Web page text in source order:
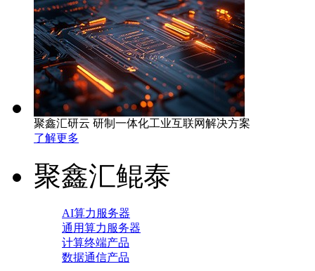
聚鑫汇研云 研制一体化工业互联网解决方案
了解更多
聚鑫汇鲲泰
AI算力服务器
通用算力服务器
计算终端产品
数据通信产品